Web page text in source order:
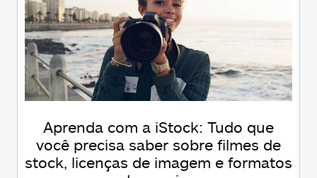
Aprenda com a iStock: Tudo que
você precisa saber sobre filmes de
stock, licenças de imagem e formatos